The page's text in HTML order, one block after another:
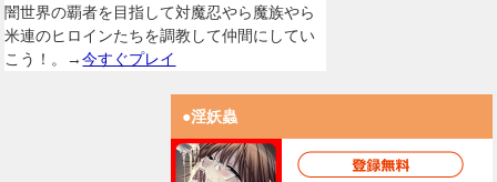
闇世界の覇者を目指して対魔忍やら魔族やら
米連のヒロインたちを調教して仲間にしてい
こう！。→今すぐプレイ
●淫妖蟲